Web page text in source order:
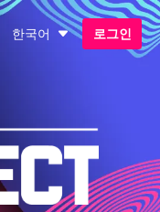
한국어 로그인